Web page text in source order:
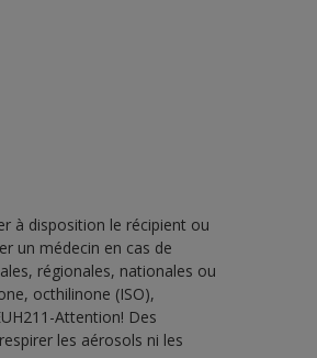
à disposition le récipient ou
un médecin en cas de
régionales, nationales ou
octhilinone (ISO),
Attention! Des
les aérosols ni les